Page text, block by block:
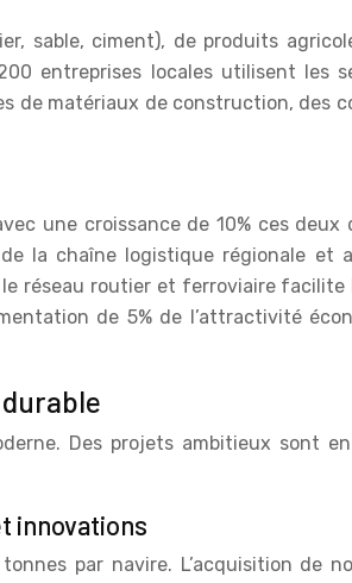
sable, ciment), de produits
entreprises locales utilisent les
de matériaux de construction, des
une croissance de 10% ces
la chaîne logistique régionale et
réseau routier et ferroviaire
de 5% de l’attractivité
Des projets ambitieux sont
innovations
par navire. L’acquisition de